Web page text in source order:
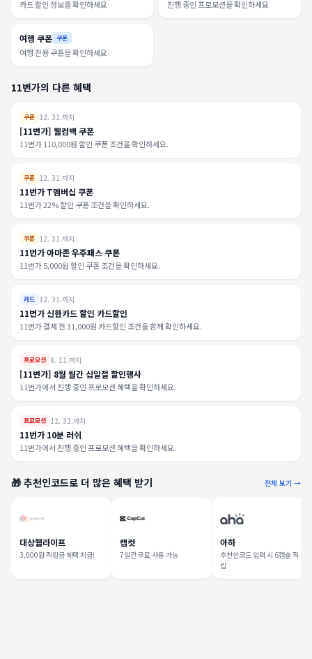
카드 할인 정보를 확인하세요 진행 중인 프로모션을 확인하세요
여행 쿠폰 쿠폰
여행 전용 쿠폰을 확인하세요
11번가의 다른 혜택
쿠폰 12. 31.까지
[11번가] 웰컴백 쿠폰
11번가 110,000원 할인 쿠폰 조건을 확인하세요.
쿠폰 12. 31.까지
11번가 T멤버십 쿠폰
11번가 22% 할인 쿠폰 조건을 확인하세요.
쿠폰 12. 31.까지
11번가 아마존 우주패스 쿠폰
11번가 5,000원 할인 쿠폰 조건을 확인하세요.
카드 12. 31.까지
11번가 신한카드 할인 카드할인
11번가 결제 전 31,000원 카드할인 조건을 함께 확인하세요.
프로모션 8. 11.까지
[11번가] 8월 월간 십일절 할인행사
11번가에서 진행 중인 프로모션 혜택을 확인하세요.
프로모션 12. 31.까지
11번가 10분 러쉬
11번가에서 진행 중인 프로모션 혜택을 확인하세요.
🎁 추천인코드로 더 많은 혜택 받기 전체 보기 →
대상웰라이프
3,000원 적립금 혜택 지급!
캡컷
7일간 무료 사용 가능
아하
추천인코드 입력 시 6캡슐 적
립